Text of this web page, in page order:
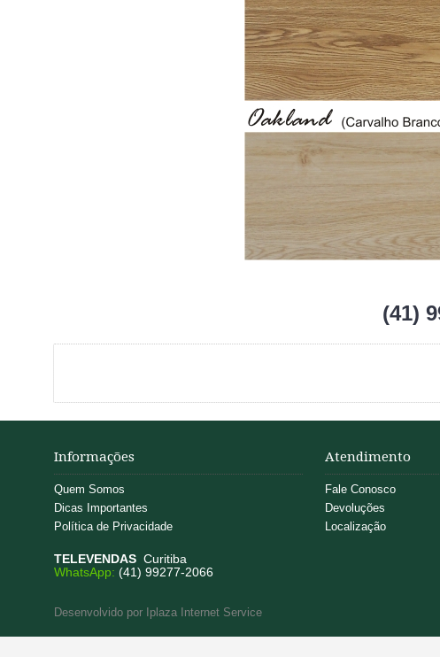
(41)
Informações
Quem Somos
Dicas Importantes
Política de Privacidade
Atendimento
Fale Conosco
Devoluções
Localização
TELEVENDAS Curitiba
WhatsApp: (41) 99277-2066
Desenvolvido por Iplaza Internet Service